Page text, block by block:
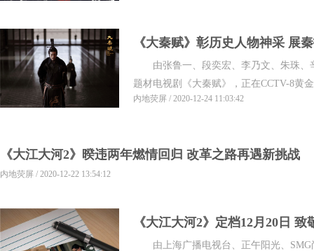
《大秦赋》彰历史人物神采 展
由张鲁一、段奕宏、李乃文、朱珠、
题材电视剧《大秦赋》，正在CCTV-8黄
内地荧屏 / 2020-12-24 11:03:42
《大江大河2》暌违两年燃情回归 改革之路再遇新挑战
内地荧屏 / 2020-12-22 13:54:12
《大江大河2》定档12月20日
由上海广播电视台、正午阳光、SMG